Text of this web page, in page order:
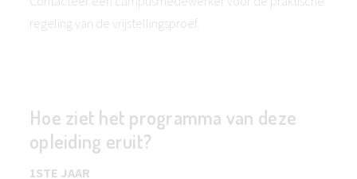
regeling van de vrijstellingsproef.
Hoe ziet het programma van deze
opleiding eruit?
1STE JAAR